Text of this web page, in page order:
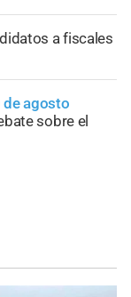
a fiscales
de agosto
sobre el